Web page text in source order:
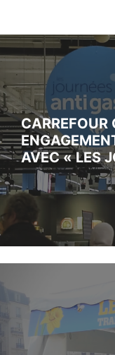
CARREFOUR
AVEC « LES